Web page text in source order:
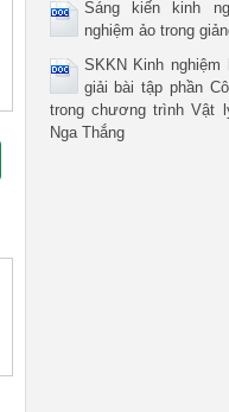
Sáng kiến kinh
nghiệm ảo trong
SKKN Kinh
giải bài tập phần
trong chương trình Vật
Nga Thắng